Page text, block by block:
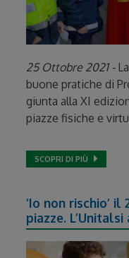
25 Ottobre 2021 -
buone pratiche di
giunta alla XI
piazze fisiche e
SCOPRI DI PIÙ
‘Io non rischio’
piazze.